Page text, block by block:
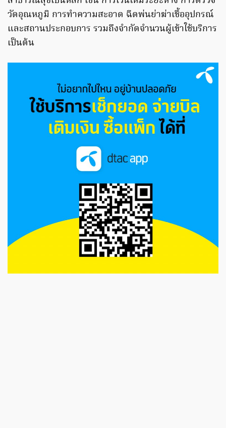
วัดอุณหภูมิ การทำความสะอาด ฉีดพ่นย่าฆ่าเชื้ออุปกรณ์
และสถานประกอบการ รวมถึงจำกัดจำนวนผู้เข้าใช้บริการ
เป็นต้น